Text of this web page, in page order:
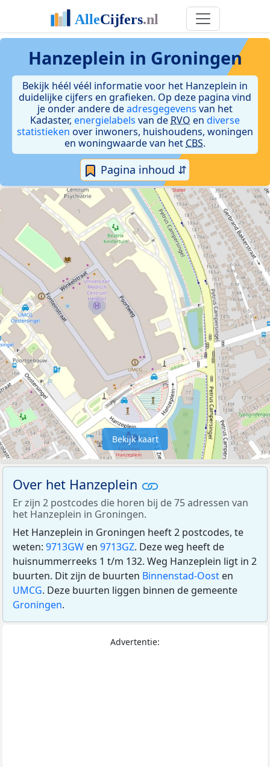
Hanzeplein in Groningen
Bekijk héél véél informatie voor het Hanzeplein in
duidelijke cijfers en grafieken. Op deze pagina vind
je onder andere deadresgegevens van het
Kadaster, energielabels van de RVO en diverse
statistieken over inwoners, huishoudens, woningen
en woningwaarde van het CBS.
Pagina inhoud ⇵
Bekijk kaart
Over het Hanzeplein
Er zijn 2 postcodes die horen bij de 75 adressen van
het Hanzeplein in Groningen.
Het Hanzeplein in Groningen heeft 2 postcodes, te
weten: 9713GW en 9713GZ. Deze weg heeft de
huisnummerreeks 1 t/m 132. Weg Hanzeplein ligt in 2
buurten. Dit zijn de buurten Binnenstad-Oost en
UMCG. Deze buurten liggen binnen de gemeente
Groningen.
Advertentie: